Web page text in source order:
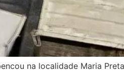
na localidade Maria